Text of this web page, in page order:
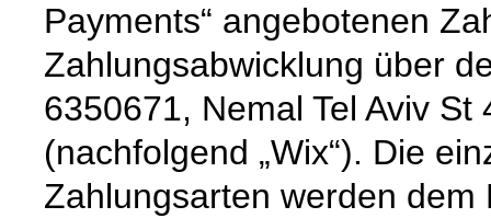
Payments“ angebotenen
Zahlungsabwicklung über
6350671, Nemal Tel Aviv St
(nachfolgend „Wix“). Die
Zahlungsarten werden